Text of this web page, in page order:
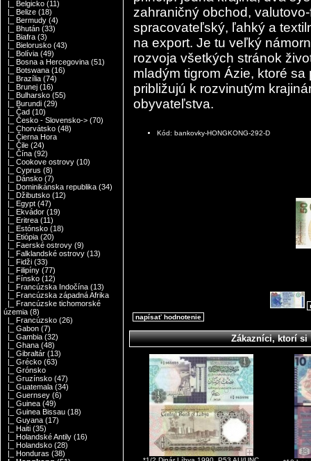
|_ Belgicko (11)
|_ Belize (18)
|_ Bermudy (4)
|_ Bhután (33)
|_ Biafra (3)
|_ Bielorusko (43)
|_ Bolívia (49)
|_ Bosna a Hercegovina (51)
|_ Botswana (16)
|_ Brazília (74)
|_ Brunej (16)
|_ Bulharsko (55)
|_ Burundi (29)
|_ Čad (10)
|_ Česko - Slovensko-> (70)
|_ Chorvátsko (48)
|_ Čierna Hora
|_ Čile (24)
|_ Čína (92)
|_ Cookove ostrovy (10)
|_ Cyprus (8)
|_ Dánsko (7)
|_ Dominikánska republika (34)
|_ Džibutsko (12)
|_ Egypt (47)
|_ Ekvádor (19)
|_ Eritrea (11)
|_ Estónsko (18)
|_ Etiópia (20)
|_ Faerské ostrovy (9)
|_ Falklandské ostrovy (13)
|_ Fidži (33)
|_ Filipíny (77)
|_ Fínsko (12)
|_ Francúzska Indočína (13)
|_ Francúzska západná Afrika
|_ Francúzske tichomorské
územia (8)
|_ Francúzsko (26)
|_ Gabon (7)
|_ Gambia (32)
|_ Ghana (48)
|_ Gibraltár (13)
|_ Grécko (63)
|_ Grónsko
|_ Gruzínsko (47)
|_ Guatemala (34)
|_ Guernsey (6)
|_ Guinea (49)
|_ Guinea Bissau (18)
|_ Guyana (17)
|_ Haiti (35)
|_ Holandské Antily (16)
|_ Holandsko (28)
|_ Honduras (38)
zahraničný obchod,
spracovateľský, ľahký a
na export. Je tu veľký
rozvoja všetkých stránok
mladým tigrom Ázie, ktoré
približujú k rozvinutým
obyvateľstva.
Kód: bankovky-HONGKONG-292-D
napísať hodnotenie
Zákazníci, ktorí si